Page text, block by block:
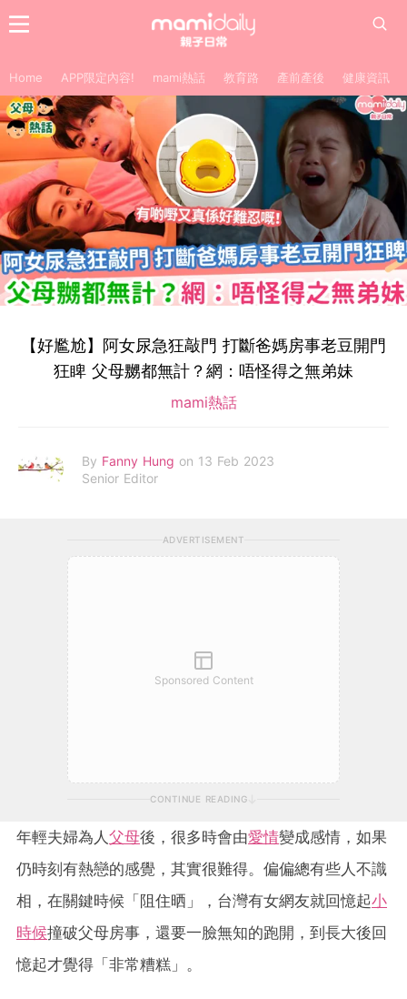
Home APP限定內容! mami熱話 教育路 產前產後 健康資訊
【好尷尬】阿女尿急狂敲門 打斷爸媽房事老豆開門
狂睥 父母嬲都無計？網：唔怪得之無弟妹
mami熱話
By Fanny Hung on 13 Feb 2023
Senior Editor
ADVERTISEMENT
Sponsored Content
CONTINUE READING
年輕夫婦為人 父母後，很多時會由愛情變成感情，如果
仍時刻有熱戀的感覺，其實很難得。偏偏總有些人不識
相，在關鍵時候「阻住晒」，台灣有女網友就回憶起小
時候撞破父母房事，還要一臉無知的跑開，到長大後回
憶起才覺得「非常糟糕」。